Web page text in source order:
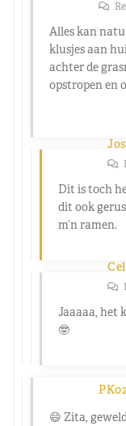
Alles kan
klusjes aan
achter de
opstropen en
Dit is toch
dit ook
m’n ramen.
Jaaaaa, het
🤓
😄 Zita,